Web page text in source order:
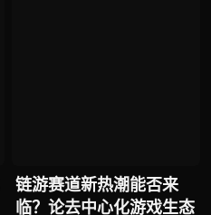
链游赛道新热潮能否来
临？论去中心化游戏生态